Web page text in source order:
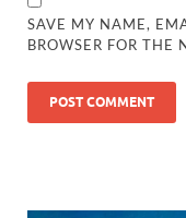
SAVE MY NAME,
BROWSER FOR THE